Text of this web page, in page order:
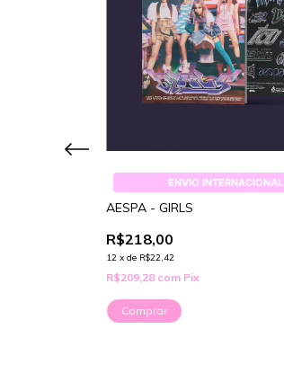
ENVIO INTERNACIONAL
AESPA - GIRLS
R$218,00
12 x de R$22,42
R$209,28 com Pix
Comprar